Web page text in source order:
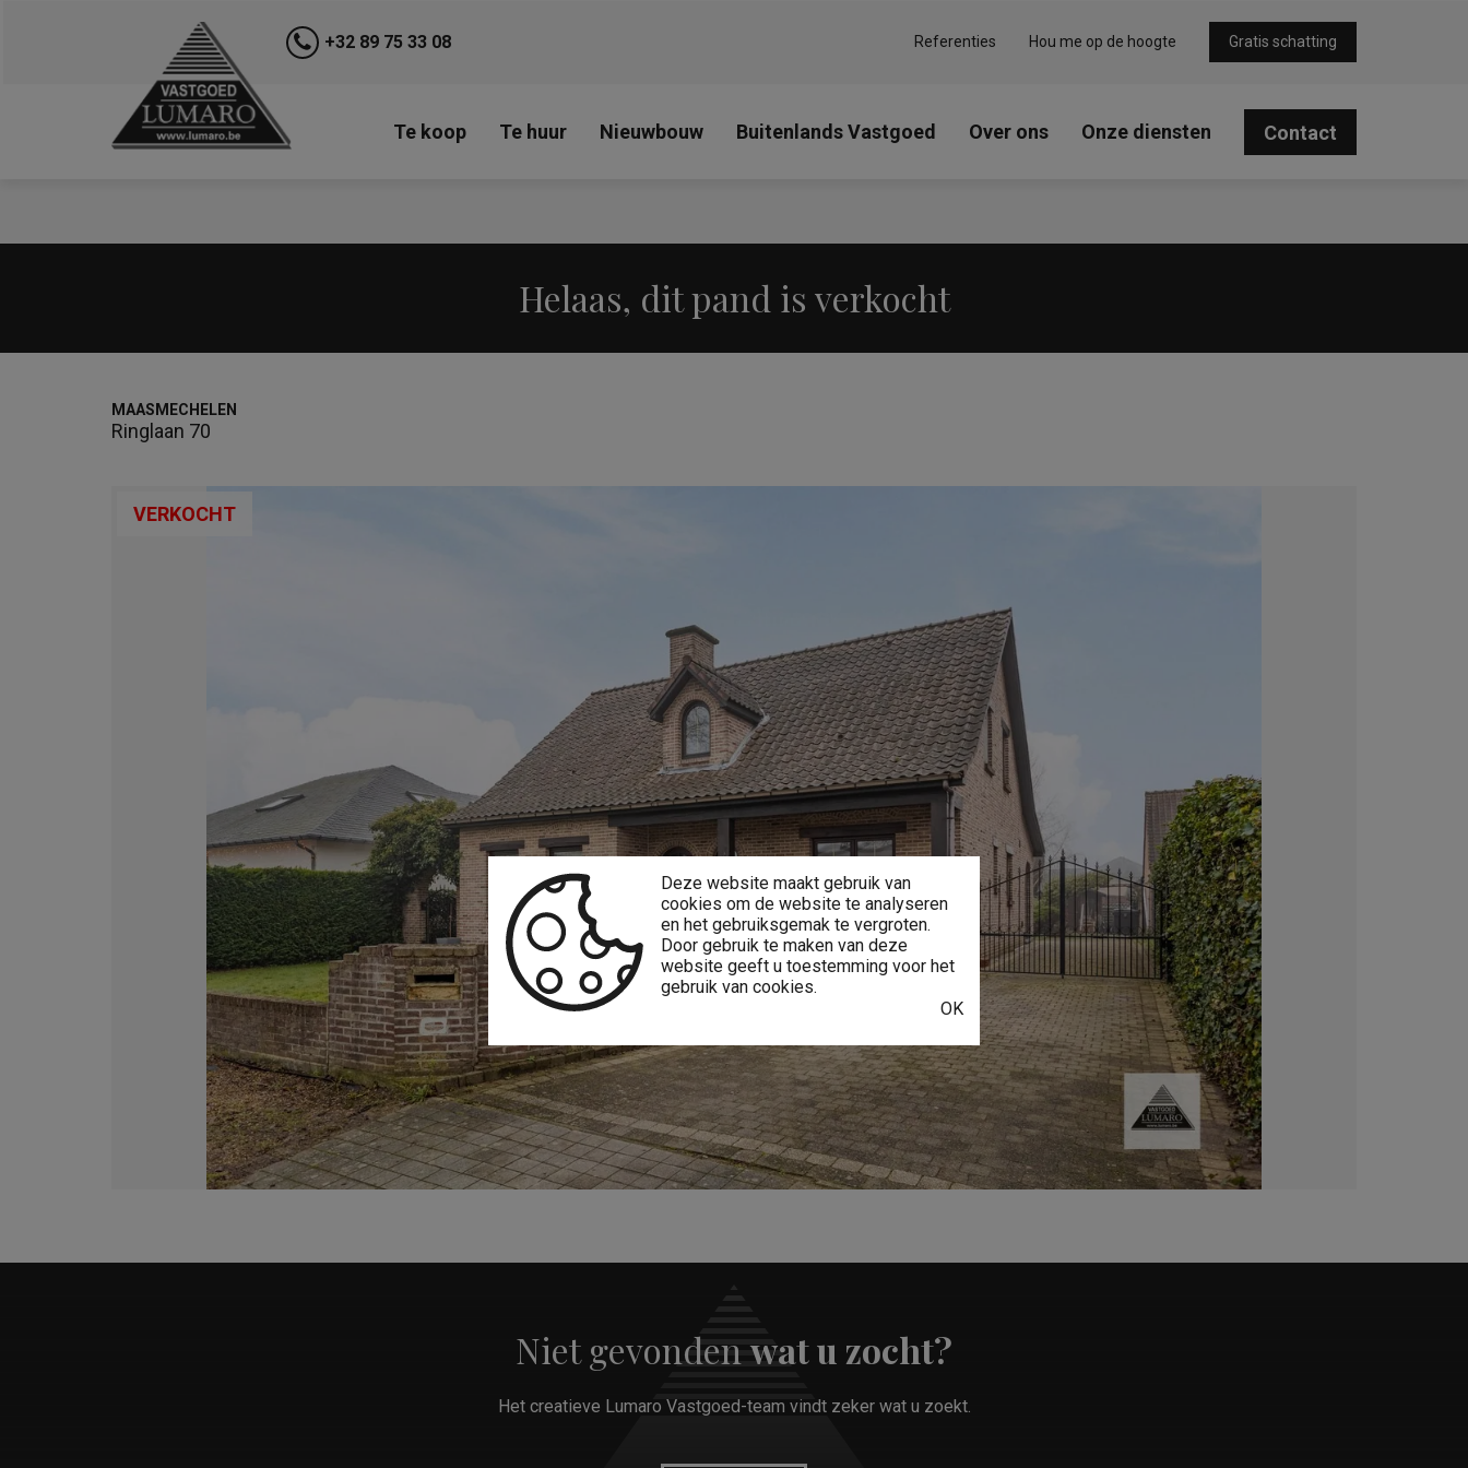
+32 89 75 33 08 Referenties Hou me op de hoogte Gratis schatting
Te koop Te huur Nieuwbouw Buitenlands Vastgoed Over ons Onze diensten Contact
Helaas, dit pand is verkocht
MAASMECHELEN
Ringlaan 70
VERKOCHT
Niet gevonden wat u zocht?
Het creatieve Lumaro Vastgoed-team vindt zeker wat u zoekt.
Deze website maakt gebruik van
cookies om de website te analyseren
en het gebruiksgemak te vergroten.
Door gebruik te maken van deze
website geeft u toestemming voor het
gebruik van cookies.
OK